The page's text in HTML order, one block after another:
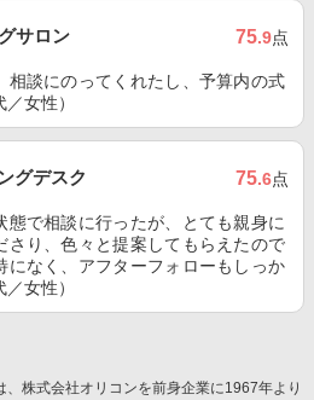
サロン 75.9点
相談にのってくれたし、予算内の式
女性）
グデスク 75.6点
態で相談に行ったが、とても親身に
さり、色々と提案してもらえたので
になく、アフターフォローもしっか
女性）
、株式会社オリコンを前身企業に1967年より